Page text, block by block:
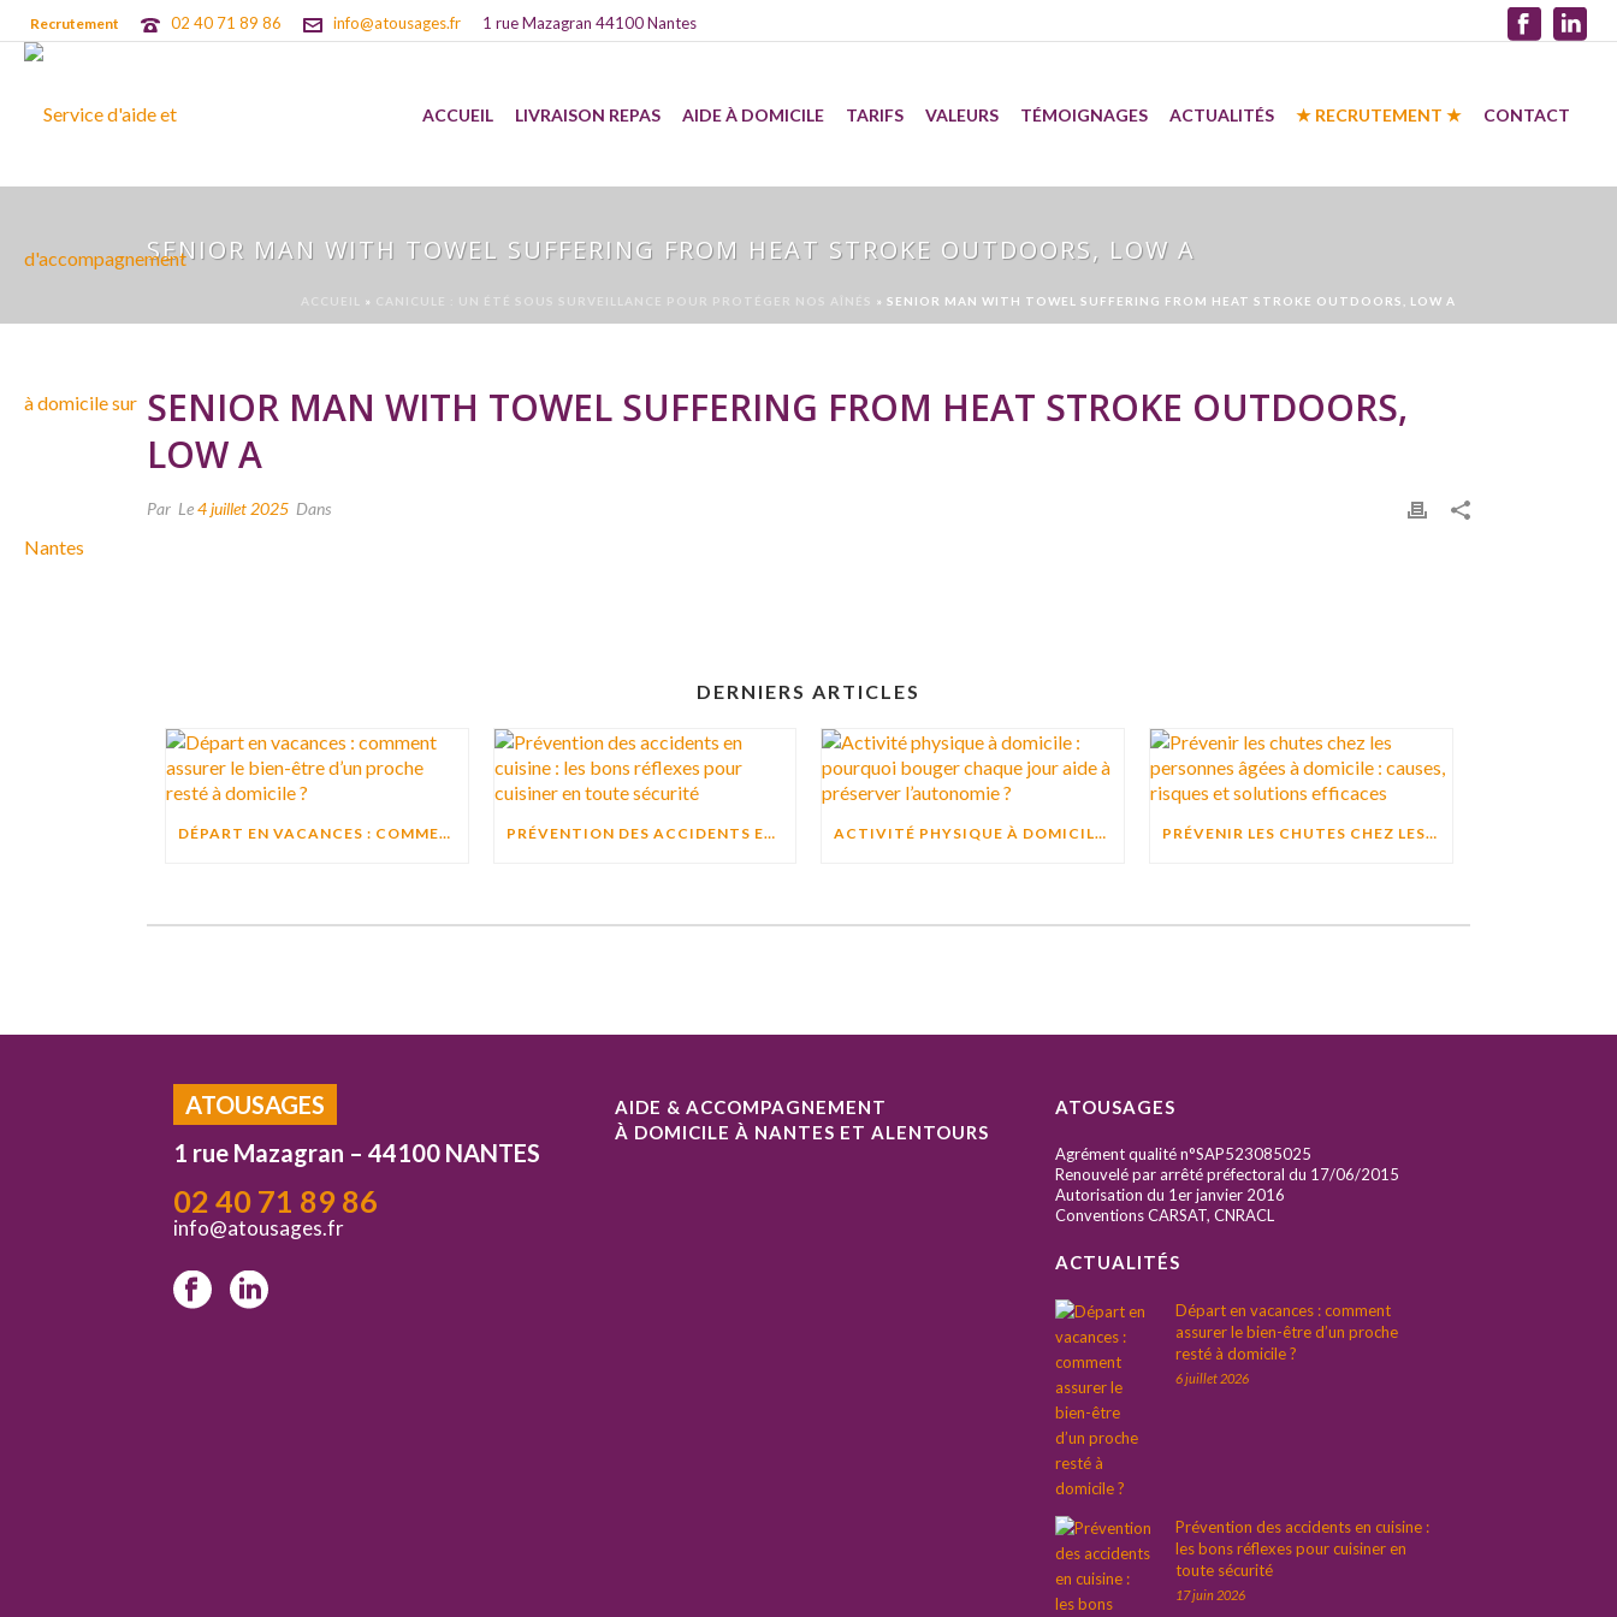
Recrutement 02 40 71 89 86 info@atousages.fr 1 rue Mazagran 44100 Nantes
ACCUEIL LIVRAISON REPAS AIDE À DOMICILE TARIFS VALEURS TÉMOIGNAGES ACTUALITÉS ★ RECRUTEMENT ★ CONTACT
SENIOR MAN WITH TOWEL SUFFERING FROM HEAT STROKE OUTDOORS, LOW A
ACCUEIL » CANICULE : UN ÉTÉ SOUS SURVEILLANCE POUR PROTÉGER NOS AÎNÉS » SENIOR MAN WITH TOWEL SUFFERING FROM HEAT STROKE OUTDOORS, LOW A
SENIOR MAN WITH TOWEL SUFFERING FROM HEAT STROKE OUTDOORS,
LOW A
Par Le4 juillet 2025 Dans
DERNIERS ARTICLES
DÉPART EN VACANCES : COMMENT ASSURER LE BIEN-ÊTRE D’UN PROCHE RESTÉ À DOMICILE ? PRÉVENTION DES ACCIDENTS EN CUISINE : LES BONS RÉFLEXES POUR CUISINER EN TOUTE SÉCURITÉ ACTIVITÉ PHYSIQUE À DOMICILE : POURQUOI BOUGER CHAQUE JOUR AIDE À PRÉSERVER L’AUTONOMIE ? PRÉVENIR LES CHUTES CHEZ LES PERSONNES ÂGÉES À DOMICILE : CAUSES, RISQUES ET SOLUTIONS EFFICACES
ATOUSAGES
1 rue Mazagran – 44100 NANTES
02 40 71 89 86
info@atousages.fr
AIDE & ACCOMPAGNEMENT
À DOMICILE À NANTES ET ALENTOURS
ATOUSAGES
Agrément qualité n°SAP523085025
Renouvelé par arrêté préfectoral du 17/06/2015
Autorisation du 1er janvier 2016
Conventions CARSAT, CNRACL
ACTUALITÉS
Départ en vacances : comment
assurer le bien-être d’un proche
resté à domicile ?
6 juillet 2026
Prévention des accidents en cuisine :
les bons réflexes pour cuisiner en
toute sécurité
17 juin 2026